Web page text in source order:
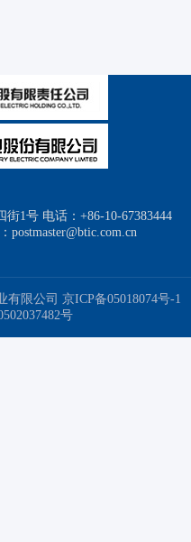
1号 电话：+86-10-67383444
postmaster@btic.com.cn
有限公司 京ICP备05018074号-1
号